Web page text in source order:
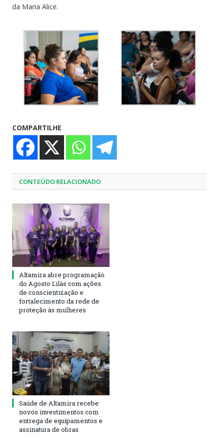
da Maria Alice.
COMPARTILHE
CONTEÚDO RELACIONADO
Altamira abre programação
do Agosto Lilás com ações
de conscientização e
fortalecimento da rede de
proteção às mulheres
Saúde de Altamira recebe
novos investimentos com
entrega de equipamentos e
assinatura de obras